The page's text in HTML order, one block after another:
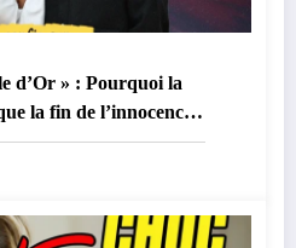
d’Or » : Pourquoi la
la fin de l’innocence